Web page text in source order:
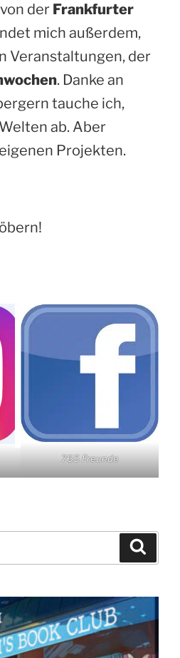
der Frankfurter
mich außerdem,
Veranstaltungen, der
. Danke an
tauche ich,
ab. Aber
Projekten.
765 Freunde